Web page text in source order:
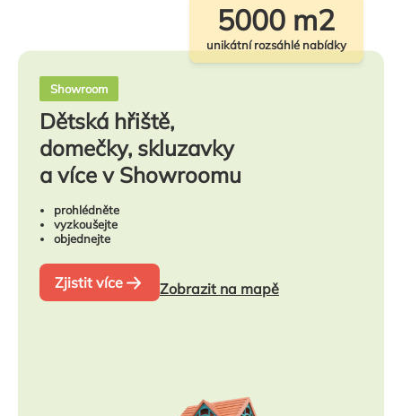
Showroom
Dětská hřiště,
domečky, skluzavky
a více v Showroomu
prohlédněte
vyzkoušejte
objednejte
Zjistit více Zobrazit na mapě
5000 m2
unikátní rozsáhlé nabídky